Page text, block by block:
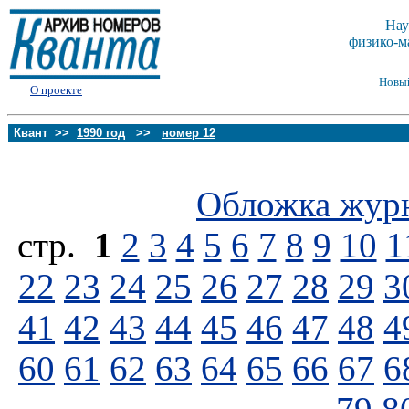
О проекте
физико-
Квант >> 1990 год >> номер 12
Обложка
стp. 1 2 3 4 5 6 7 8 9 10
22 23 24 25 26 27 28 29
41 42 43 44 45 46 47 48
60 61 62 63 64 65 66 67